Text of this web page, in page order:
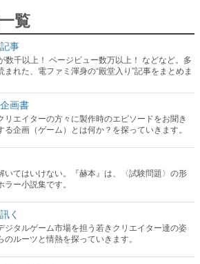
まれた、電ファミ渾身の“殿堂入り”記事をまとめま
画書
リエイターの方々に製作時のエピソードをお聞き
る企画（ゲーム）とは何か？を探っていきます。
いてはいけない。『赫本』は、〈試験問題〉の形
ラー小説集です。
く
ジタルゲーム市場を担う若きクリエイター達の姿
のルーツと情熱を探っていきます。
の作家たち
な影響を受けた作家さんに取材し、ゲームが日本
産業やカルチャーに与えた影響を探る企画です。